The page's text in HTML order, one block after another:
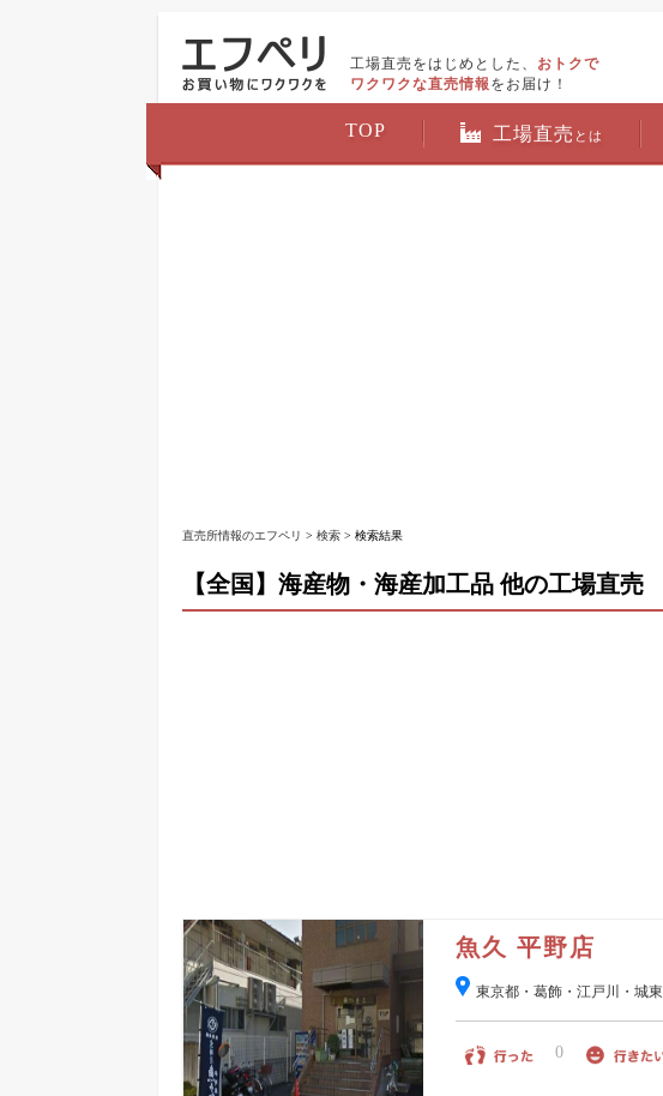
工場直売をはじめとした、 おトクで
ワクワクな直売情報 をお届け！
TOP 工場直売 とは
直売所情報のエフペリ > 検索 > 検索結果
【全国】海産物・海産加工品 他の工場直売
魚久 平野店
東京都・葛飾・江戸川・城東
0